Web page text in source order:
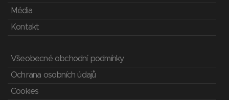
Média
Kontakt
Všeobecné obchodní podmínky
Ochrana osobních údajů
Cookies